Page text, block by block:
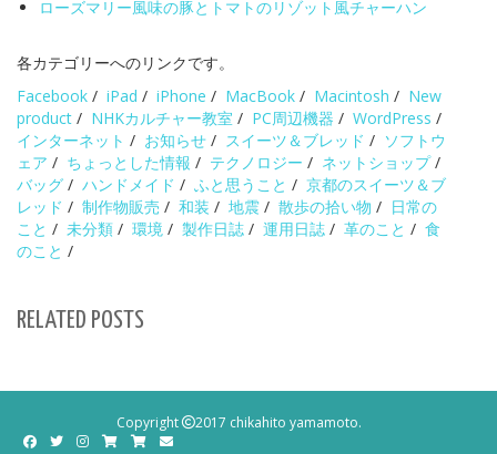
ローズマリー風味の豚とトマトのリゾット風チャーハン
各カテゴリーへのリンクです。
Facebook / iPad / iPhone / MacBook / Macintosh / New
product / NHKカルチャー教室 / PC周辺機器 / WordPress /
インターネット / お知らせ / スイーツ＆ブレッド / ソフトウ
ェア / ちょっとした情報 / テクノロジー / ネットショップ/
バッグ / ハンドメイド / ふと思うこと / 京都のスイーツ＆ブ
レッド / 制作物販売 / 和装 / 地震 / 散歩の拾い物 / 日常の
こと / 未分類 / 環境 / 製作日誌 / 運用日誌 / 革のこと / 食
のこと /
RELATED POSTS
Copyright 2017 chikahito yamamoto.